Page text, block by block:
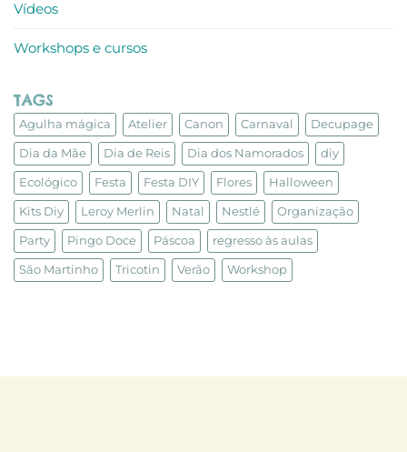
Vídeos
Workshops e cursos
TAGS
Agulha mágica Atelier Canon Carnaval Decupage
Dia da Mãe Dia de Reis Dia dos Namorados diy
Ecológico Festa Festa DIY Flores Halloween
Kits Diy Leroy Merlin Natal Nestlé Organização
Party Pingo Doce Páscoa regresso às aulas
São Martinho Tricotin Verão Workshop